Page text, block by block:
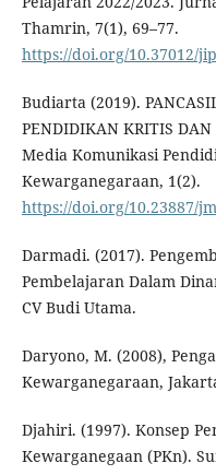
Thamrin, 7(1), 69–77.
https://doi.org/10.37012/
Budiarta (2019).
PENDIDIKAN KRITIS
Media Komunikasi
Kewarganegaraan, 1(2).
https://doi.org/10.23887/
Darmadi. (2017).
Pembelajaran Dalam
CV Budi Utama.
Daryono, M. (2008),
Kewarganegaraan,
Djahiri. (1997). Konsep
Kewarganegaan (PKn).